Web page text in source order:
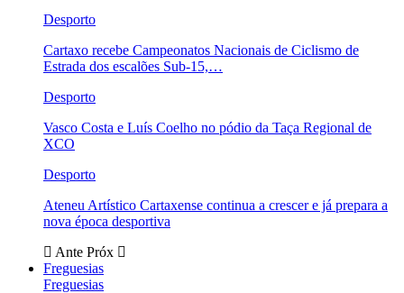
Desporto
Cartaxo recebe Campeonatos Nacionais de Ciclismo de
Estrada dos escalões Sub-15,…
Desporto
Vasco Costa e Luís Coelho no pódio da Taça Regional de
XCO
Desporto
Ateneu Artístico Cartaxense continua a crescer e já prepara a
nova época desportiva
Ante Próx
Freguesias
Freguesias